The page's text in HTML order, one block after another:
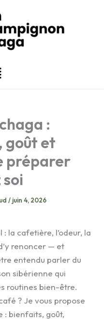
:
goût et
préparer
soi
/ juin 4, 2026
la cafetière, l’odeur, la
renoncer — et
entendu parler du
sibérienne qui
routines bien-être.
? Je vous propose
: bienfaits, goût,